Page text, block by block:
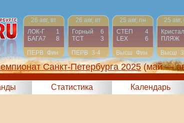
26 авг, вт
ЛОК-Г
1
БАГА7
8
ПЕРВ Фин
26 авг, вт
Горный
6
ТСТ
3
ПЕРВ 3-4
25 авг, пн
СТЕП
4
LEX
6
Высш Фин
25 авг,
ПЛЯЖ
Высш
Санкт-Петербурга 2025 (май —
Статистика Календарь